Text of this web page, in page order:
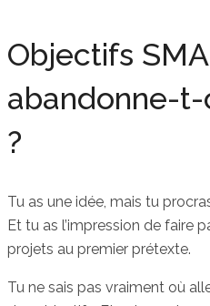
Objectifs
abandonne-
?
Tu as une idée, mais tu
Et tu as l’impression de faire
projets au premier prétexte.
Tu ne sais pas vraiment où